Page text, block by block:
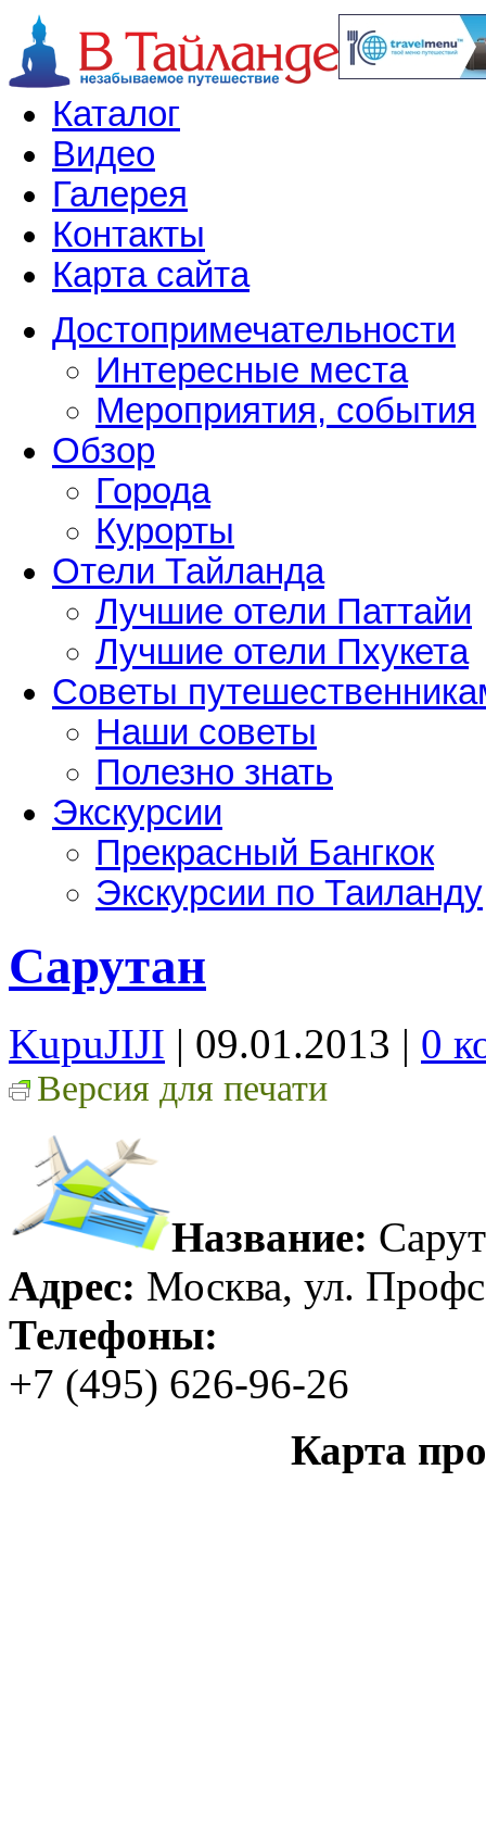
Каталог
Видео
Галерея
Контакты
Карта сайта
Достопримечательности
Интересные места
Мероприятия, события
Обзор
Города
Курорты
Отели Тайланда
Лучшие отели Паттайи
Лучшие отели Пхукета
Советы
Наши советы
Полезно знать
Экскурсии
Прекрасный Бангкок
Экскурсии по Таиланду
Сарутан
KupuJIJI | 09.01.2013 | 0
Версия для печати
Название:
Адрес: Москва, ул.
Телефоны:
+7 (495) 626-96-26
Карта